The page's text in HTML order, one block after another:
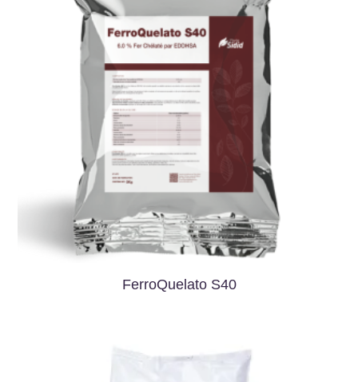
FerroQuelato S40